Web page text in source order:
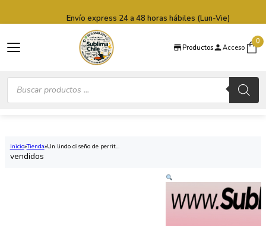
Productos Acceso
0
Búsqueda
productos
Envío express 24 a 48 horas hábiles (Lun-Vie)
Inicio Tienda Un lindo diseño de perrit...
vendidos